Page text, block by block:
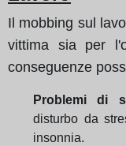
Il mobbing sul
vittima sia per
conseguenze
Problemi di
disturbo da
insonnia.